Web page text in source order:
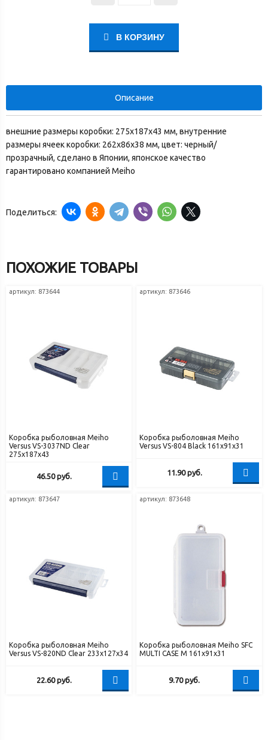
В КОРЗИНУ
Описание
внешние размеры коробки: 275x187x43 мм, внутренние
размеры ячеек коробки: 262x86x38 мм, цвет: черный/
прозрачный, сделано в Японии, японское качество
гарантировано компанией Meiho
Поделиться:
ПОХОЖИЕ ТОВАРЫ
артикул: 873644
Коробка рыболовная Meiho
Versus VS-3037ND Clear
275х187х43
46.50руб.
артикул: 873646
Коробка рыболовная Meiho
Versus VS-804 Black 161x91x31
11.90руб.
артикул: 873647
Коробка рыболовная Meiho
Versus VS-820ND Clear 233x127x34
22.60руб.
артикул: 873648
Коробка рыболовная Meiho SFC
MULTI CASE M 161x91x31
9.70руб.